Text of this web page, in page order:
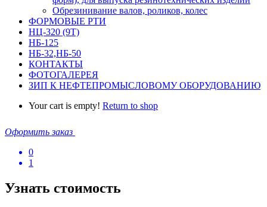
Обрезинивание валов, роликов, колес
ФОРМОВЫЕ РТИ
НЦ-320 (9Т)
НБ-125
НБ-32,НБ-50
КОНТАКТЫ
ФОТОГАЛЕРЕЯ
ЗИП К НЕФТЕПРОМЫСЛОВОМУ ОБОРУДОВАНИЮ
Your cart is empty! Return to shop
Оформить заказ
0
1
Узнать стоимость